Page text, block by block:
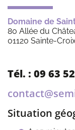
Domaine de
80 Allée du
01120 Sainte-
Tél. : 09 63
Situation